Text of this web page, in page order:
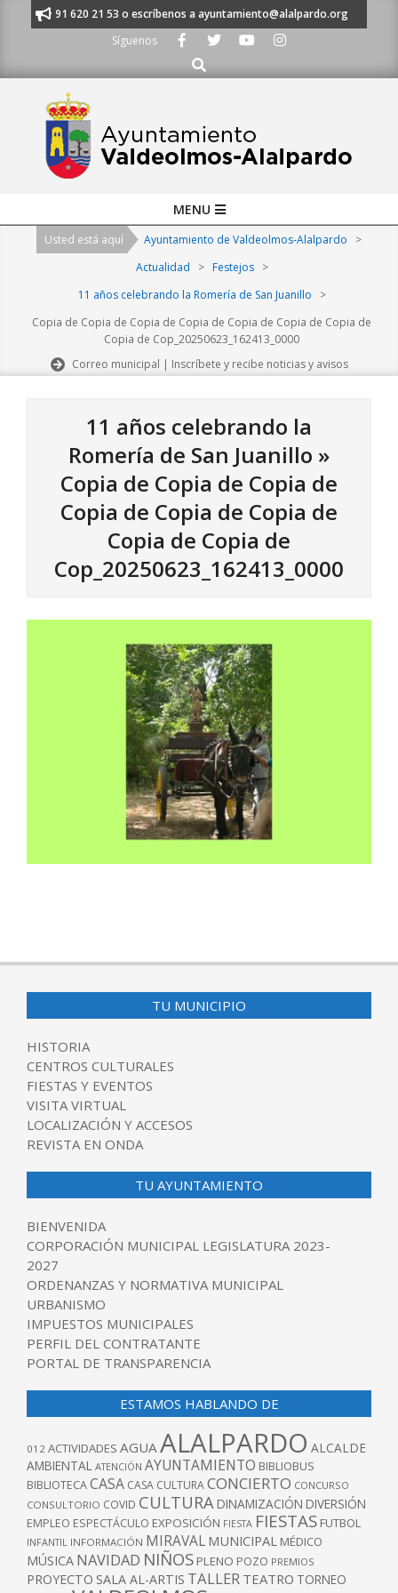
al 91 620 21 53 o escríbenos a ayuntamiento@alalpardo.org
Síguenos
Buscar
Navigation
MENU
Usted está aquí Ayuntamiento de Valdeolmos-Alalpardo
>
Actualidad
> Festejos
>
11 años celebrando la Romería de San Juanillo
>
Copia de Copia de Copia de Copia de Copia de Copia de Copia de
Copia de Cop_20250623_162413_0000
Correo municipal | Inscríbete y recibe noticias y avisos
11 años celebrando la
Romería de San Juanillo »
Copia de Copia de Copia de
Copia de Copia de Copia de
Copia de Copia de
Cop_20250623_162413_0000
TU MUNICIPIO
HISTORIA
CENTROS CULTURALES
FIESTAS Y EVENTOS
VISITA VIRTUAL
LOCALIZACIÓN Y ACCESOS
REVISTA EN ONDA
TU AYUNTAMIENTO
BIENVENIDA
CORPORACIÓN MUNICIPAL LEGISLATURA 2023-
2027
ORDENANZAS Y NORMATIVA MUNICIPAL
URBANISMO
IMPUESTOS MUNICIPALES
PERFIL DEL CONTRATANTE
PORTAL DE TRANSPARENCIA
ESTAMOS HABLANDO DE
012 ACTIVIDADES AGUA ALALPARDO ALCALDE
AMBIENTAL ATENCIÓN AYUNTAMIENTO BIBLIOBUS
BIBLIOTECACASA CASA CULTURACONCIERTO CONCURSO
CONSULTORIO COVID CULTURA DINAMIZACIÓN DIVERSIÓN
EMPLEO ESPECTÁCULO EXPOSICIÓN FIESTA FIESTAS FUTBOL
INFANTIL INFORMACIÓN MIRAVAL MUNICIPAL MÉDICO
MÚSICA NAVIDAD NIÑOS PLENO POZO PREMIOS
PROYECTO SALA AL-ARTIS TALLER TEATRO TORNEO